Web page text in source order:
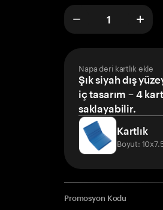
Napa deri kartlık ekle
Şık siyah dış
iç tasarım – 4
saklayabilir.
Kartlık
Boyut:
Promosyon Kodu